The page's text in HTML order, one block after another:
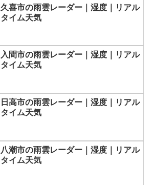
久喜市の雨雲レーダー｜湿度｜リアル
タイム天気
入間市の雨雲レーダー｜湿度｜リアル
タイム天気
日高市の雨雲レーダー｜湿度｜リアル
タイム天気
八潮市の雨雲レーダー｜湿度｜リアル
タイム天気